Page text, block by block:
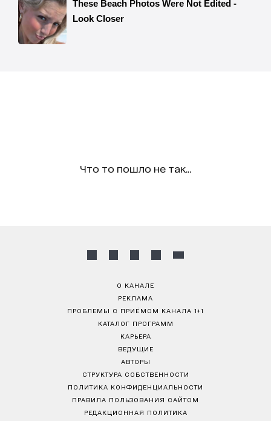
Что то пошло не так...
О КАНАЛЕ
РЕКЛАМА
ПРОБЛЕМЫ С ПРИЁМОМ КАНАЛА 1+1
КАТАЛОГ ПРОГРАММ
КАРЬЕРА
ВЕДУЩИЕ
АВТОРЫ
СТРУКТУРА СОБСТВЕННОСТИ
ПОЛИТИКА КОНФИДЕНЦИАЛЬНОСТИ
ПРАВИЛА ПОЛЬЗОВАНИЯ САЙТОМ
РЕДАКЦИОННАЯ ПОЛИТИКА